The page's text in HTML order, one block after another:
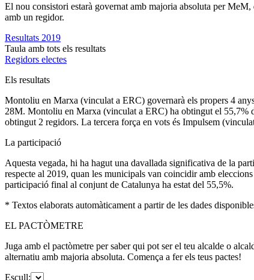
El nou consistori estarà governat amb majoria absoluta per
amb un regidor.
Resultats 2019
Taula amb tots els resultats
Regidors electes
Els resultats
Montoliu en Marxa (vinculat a ERC) governarà els propers 4
28M. Montoliu en Marxa (vinculat a ERC) ha obtingut el 55,7%
obtingut 2 regidors. La tercera força en vots és Impulsem
La participació
Aquesta vegada, hi ha hagut una davallada significativa de la
respecte al 2019, quan les municipals van coincidir amb
participació final al conjunt de Catalunya ha estat del 55,5%.
* Textos elaborats automàticament a partir de les dades
EL PACTÒMETRE
Juga amb el pactòmetre per saber qui pot ser el teu alcalde o
alternatiu amb majoria absoluta. Comença a fer els teus pactes!
Escull: